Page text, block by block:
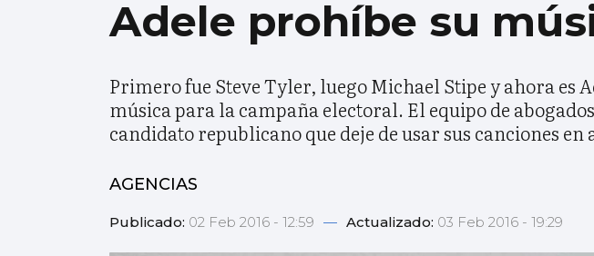
Adele prohíbe su
Primero fue Steve Tyler, luego Michael Stipe y ahora es
música para la campaña electoral. El equipo de
candidato republicano que deje de usar sus canciones en
AGENCIAS
Publicado: 02 Feb 2016 - 12:59 — Actualizado: 03 Feb 2016 - 19:29